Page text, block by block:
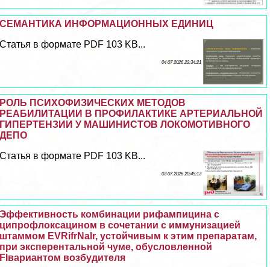
СЕМАНТИКА ИНФОРМАЦИОННЫХ ЕДИНИЦ
Статья в формате PDF 103 KB...
04 07 2026 22:34:21
РОЛЬ ПСИХОФИЗИЧЕСКИХ МЕТОДОВ
РЕАБИЛИТАЦИИ В ПРОФИЛАКТИКЕ АРТЕРИАЛЬНОЙ
ГИПЕРТЕНЗИИ У МАШИНИСТОВ ЛОКОМОТИВНОГО
ДЕПО
Статья в формате PDF 103 KB...
03 07 2026 20:45:13
Эффективность комбинации рифампицина с
ципрофлоксацином в сочетании с иммунизацией
штаммом EVRifrNalr, устойчивым к этим препаратам,
при эксперентальной чуме, обусловленной
FIвариантом возбудителя